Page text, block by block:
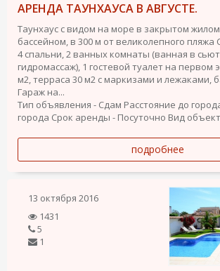
АРЕНДА ТАУНХАУСА В АВГУСТЕ.
Таунхаус с видом на море в закрытом
бассейном, в 300 м от великолепного пляжа
4 спальни, 2 ванных комнаты (ванная в
гидромассаж), 1 гостевой туалет на первом
м2, терраса 30 м2 с маркизами и лежаками,
Гараж на...
Тип объявления - Сдам Расстояние до
города Срок аренды - Посуточно Вид
подробнее
13 октября 2016
1431
5
1